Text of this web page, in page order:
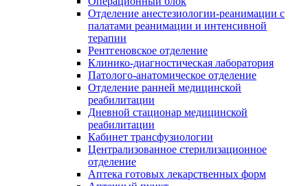
Отделение анестезиологии-реанимации с
палатами реанимации и интенсивной
терапии
Рентгеновское отделение
Клинико-диагностическая лаборатория
Патолого-анатомическое отделение
Отделение ранней медицинской
реабилитации
Дневной стационар медицинской
реабилитации
Кабинет трансфузиологии
Централизованное стерилизационное
отделение
Аптека готовых лекарственных форм